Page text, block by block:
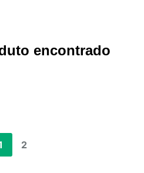
encontrado
2